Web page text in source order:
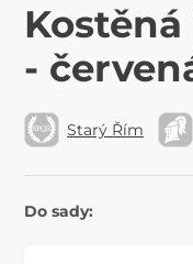
-
Starý Řím
Do sady: